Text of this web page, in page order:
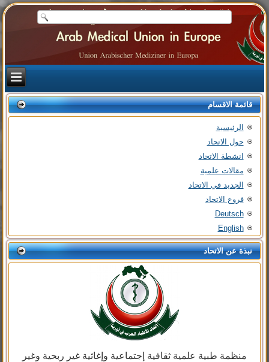
قائمة الاقسام
الرئيسية
حول الاتحاد
انشطة الاتحاد
مقالات علمية
الجديد في الاتحاد
فروع الاتحاد
Deutsch
English
نبذة عن الاتحاد
منظمة طبية علمية ثقافية إجتماعية وإغاثية غير ربحية وغير